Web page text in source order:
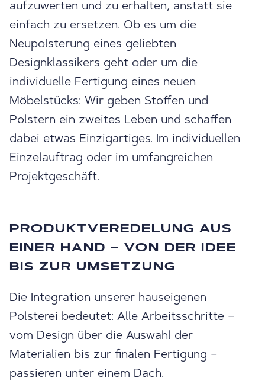
aufzuwerten und zu erhalten, anstatt sie
einfach zu ersetzen. Ob es um die
Neupolsterung eines geliebten
Designklassikers geht oder um die
individuelle Fertigung eines neuen
Möbelstücks: Wir geben Stoffen und
Polstern ein zweites Leben und schaffen
dabei etwas Einzigartiges. Im individuellen
Einzelauftrag oder im umfangreichen
Projektgeschäft.
PRODUKTVEREDELUNG AUS
EINER HAND – VON DER IDEE
BIS ZUR UMSETZUNG
Die Integration unserer hauseigenen
Polsterei bedeutet: Alle Arbeitsschritte –
vom Design über die Auswahl der
Materialien bis zur finalen Fertigung –
passieren unter einem Dach.